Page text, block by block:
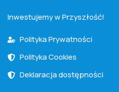
Inwestujemy w Przyszłość!
Polityka Prywatności
Polityka Cookies
Deklaracja dostępności